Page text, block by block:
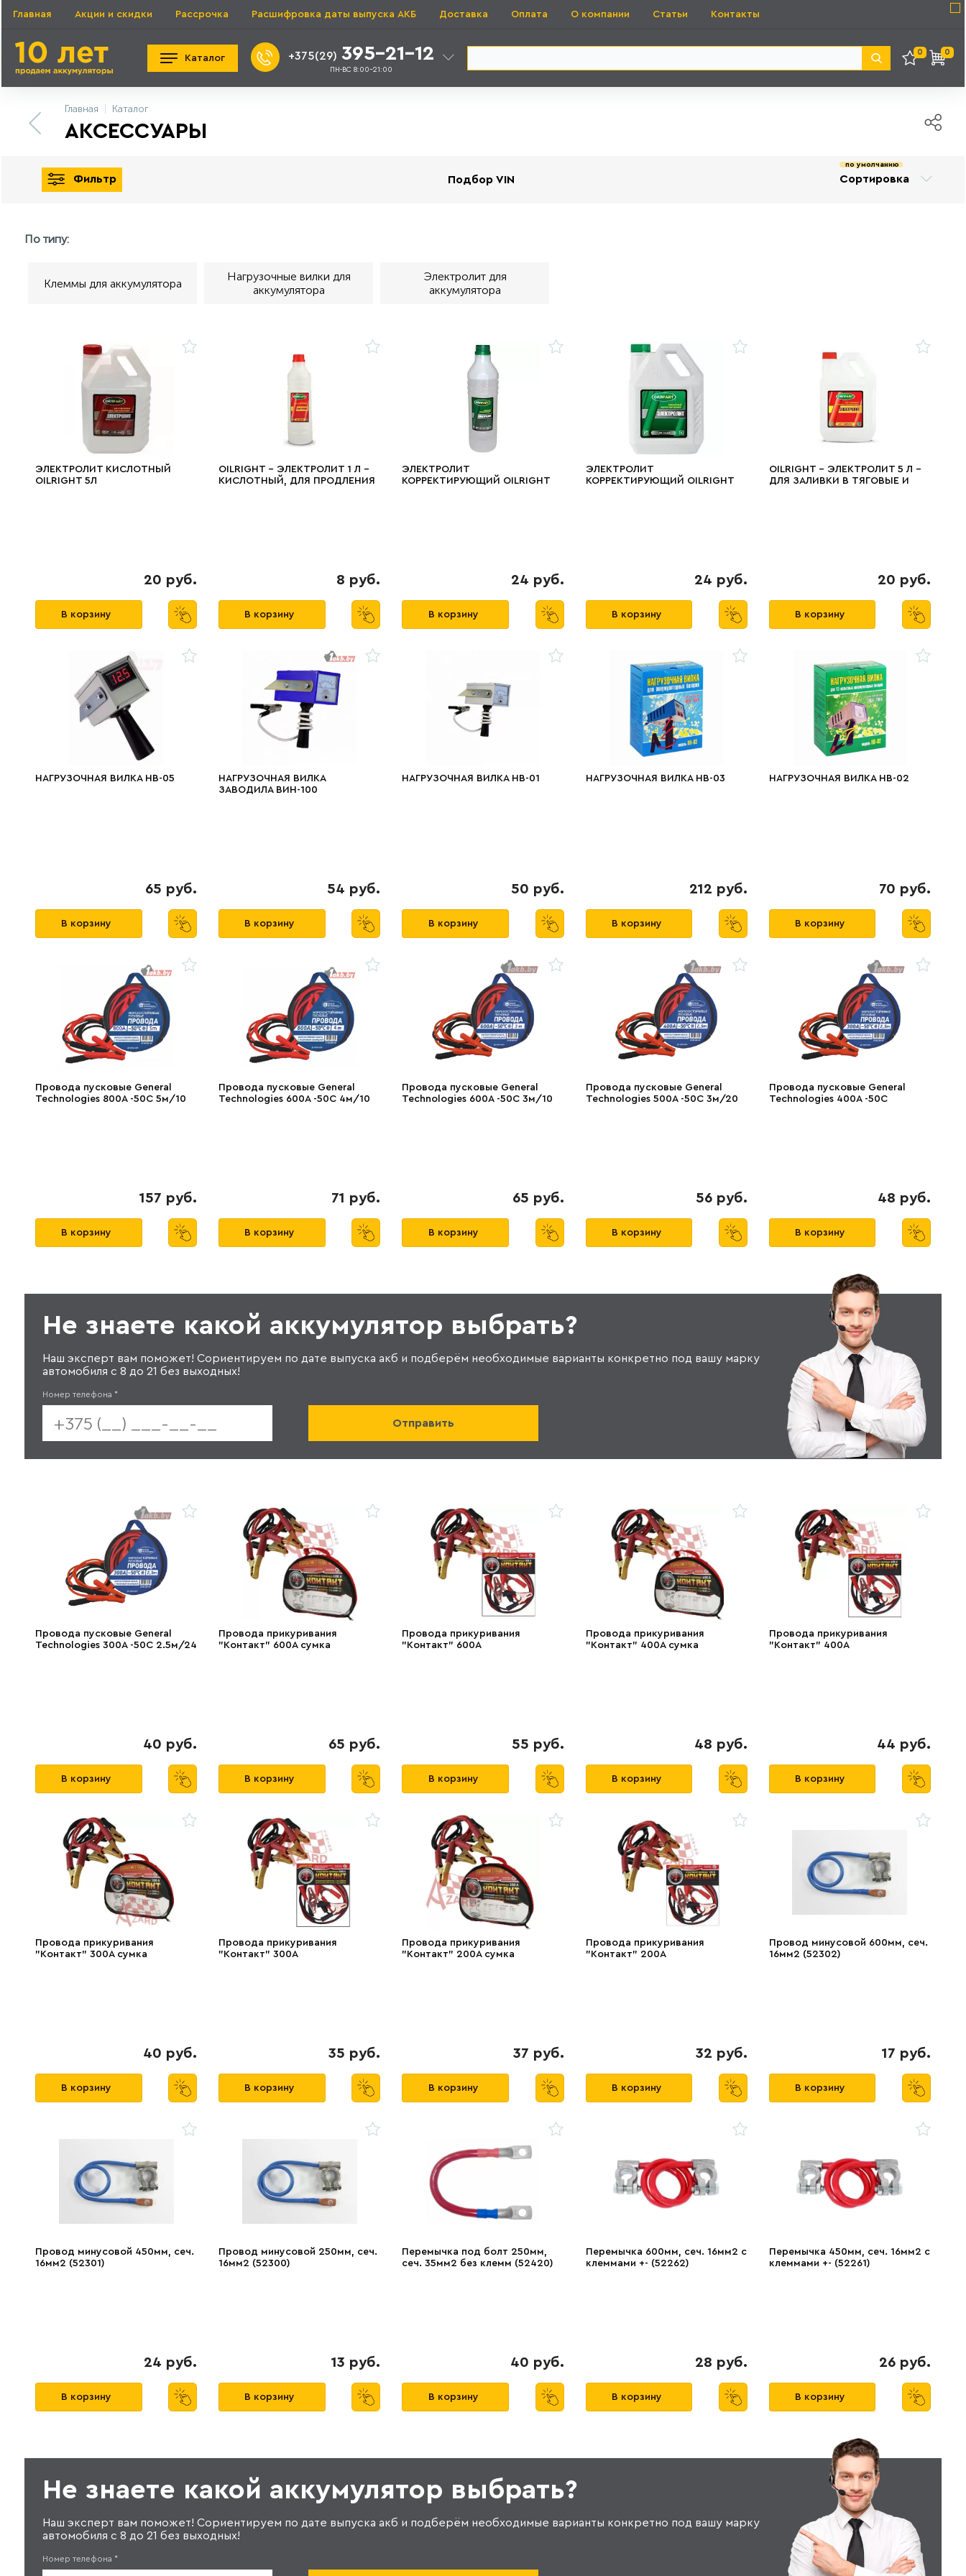
Главная Акции и скидки Рассрочка Расшифровка даты выпуска АКБ Доставка Оплата О компании Статьи Контакты
Каталог +375(29) 395-21-12
ПН-ВС 8:00-21:00
0 0
Главная Каталог
АКСЕССУАРЫ
Фильтр Подбор VIN Сортировка
по умолчанию
По типу:
Клеммы для аккумулятора
Нагрузочные вилки для
аккумулятора
Электролит для
аккумулятора
ЭЛЕКТРОЛИТ КИСЛОТНЫЙ
OILRIGHT 5Л
20 руб.
В корзину
OILRIGHT - ЭЛЕКТРОЛИТ 1 Л -
КИСЛОТНЫЙ, ДЛЯ ПРОДЛЕНИЯ
8 руб.
В корзину
ЭЛЕКТРОЛИТ
КОРРЕКТИРУЮЩИЙ OILRIGHT
24 руб.
В корзину
ЭЛЕКТРОЛИТ
КОРРЕКТИРУЮЩИЙ OILRIGHT
24 руб.
В корзину
OILRIGHT - ЭЛЕКТРОЛИТ 5 Л -
ДЛЯ ЗАЛИВКИ В ТЯГОВЫЕ И
20 руб.
В корзину
НАГРУЗОЧНАЯ ВИЛКА НВ-05
65 руб.
В корзину
НАГРУЗОЧНАЯ ВИЛКА
ЗАВОДИЛА ВИН-100
54 руб.
В корзину
НАГРУЗОЧНАЯ ВИЛКА НВ-01
50 руб.
В корзину
НАГРУЗОЧНАЯ ВИЛКА НВ-03
212 руб.
В корзину
НАГРУЗОЧНАЯ ВИЛКА НВ-02
70 руб.
В корзину
Провода пусковые General
Technologies 800A -50C 5м/10
157 руб.
В корзину
Провода пусковые General
Technologies 600A -50C 4м/10
71 руб.
В корзину
Провода пусковые General
Technologies 600A -50C 3м/10
65 руб.
В корзину
Провода пусковые General
Technologies 500A -50C 3м/20
56 руб.
В корзину
Провода пусковые General
Technologies 400A -50C
48 руб.
В корзину
Не знаете какой аккумулятор выбрать?
Наш эксперт вам поможет! Сориентируем по дате выпуска акб и подберём необходимые варианты конкретно под вашу марку
автомобиля с 8 до 21 без выходных!
Номер телефона *
Провода пусковые General
Technologies 300A -50C 2.5м/24
40 руб.
В корзину
Провода прикуривания
"Контакт" 600А сумка
65 руб.
В корзину
Провода прикуривания
"Контакт" 600А
55 руб.
В корзину
Провода прикуривания
"Контакт" 400А сумка
48 руб.
В корзину
Провода прикуривания
"Контакт" 400А
44 руб.
В корзину
Провода прикуривания
"Контакт" 300А сумка
40 руб.
В корзину
Провода прикуривания
"Контакт" 300А
35 руб.
В корзину
Провода прикуривания
"Контакт" 200А сумка
37 руб.
В корзину
Провода прикуривания
"Контакт" 200А
32 руб.
В корзину
Провод минусовой 600мм, сеч.
16мм2 (52302)
17 руб.
В корзину
Провод минусовой 450мм, сеч.
16мм2 (52301)
24 руб.
В корзину
Провод минусовой 250мм, сеч.
16мм2 (52300)
13 руб.
В корзину
Перемычка под болт 250мм,
сеч. 35мм2 без клемм (52420)
40 руб.
В корзину
Перемычка 600мм, сеч. 16мм2 с
клеммами +- (52262)
28 руб.
В корзину
Перемычка 450мм, сеч. 16мм2 с
клеммами +- (52261)
26 руб.
В корзину
Не знаете какой аккумулятор выбрать?
Наш эксперт вам поможет! Сориентируем по дате выпуска акб и подберём необходимые варианты конкретно под вашу марку
автомобиля с 8 до 21 без выходных!
Номер телефона *